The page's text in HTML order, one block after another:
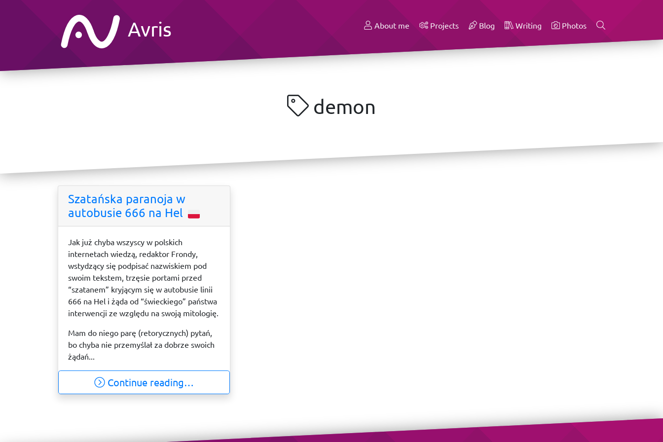
Avris About me Projects Blog Writing Photos
demon
Szatańska paranoja w
autobusie 666 na Hel
Jak już chyba wszyscy w polskich
internetach wiedzą, redaktor Frondy,
wstydzący się podpisać nazwiskiem pod
swoim tekstem, trzęsie portami przed
“szatanem” kryjącym się w autobusie linii
666 na Hel i żąda od “świeckiego” państwa
interwencji ze względu na swoją mitologię.
Mam do niego parę (retorycznych) pytań,
bo chyba nie przemyślał za dobrze swoich
żądań...
Continue reading…